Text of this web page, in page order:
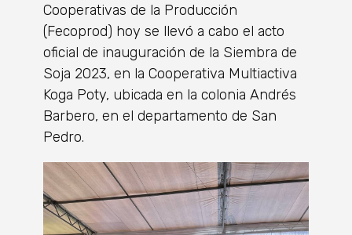
Cooperativas de la Producción
(Fecoprod) hoy se llevó a cabo el acto
oficial de inauguración de la Siembra de
Soja 2023, en la Cooperativa Multiactiva
Koga Poty, ubicada en la colonia Andrés
Barbero, en el departamento de San
Pedro.